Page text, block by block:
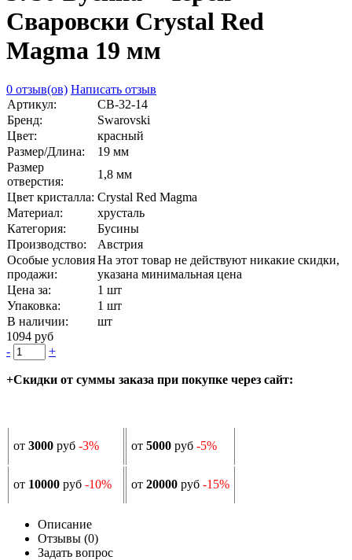
Сваровски Crystal Red
Magma 19 мм
0 отзыв(ов) Написать отзыв
Артикул:
СВ-32-14
Бренд:
Swarovski
Цвет:
красный
Размер/Длина:
19 мм
Размер
отверстия:
1,8 мм
Цвет кристалла: Crystal Red Magma
Материал:
хрусталь
Категория:
Бусины
Производство:
Австрия
Особые условия
продажи:
На этот товар не действуют никакие скидки,
указана минимальная цена
Цена за:
1 шт
Упаковка:
1 шт
В наличии:
шт
1094 руб
-
+
+Скидки от суммы заказа при покупке через сайт:
от 3000 руб -3% от 5000 руб -5%
от 10000 руб -10% от 20000 руб -15%
Описание
Отзывы (0)
Задать вопрос